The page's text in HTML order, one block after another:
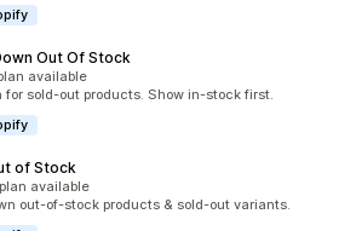
Out Of Stock
available
for sold-out products. Show in-stock first.
of Stock
available
out-of-stock products & sold-out variants.